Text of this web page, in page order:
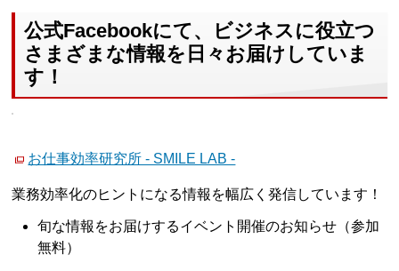
公式Facebookにて、ビジネスに役立つ
さまざまな情報を日々お届けしていま
す！
お仕事効率研究所 - SMILE LAB -
業務効率化のヒントになる情報を幅広く発信しています！
旬な情報をお届けするイベント開催のお知らせ（参加
無料）